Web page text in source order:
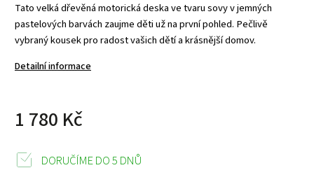
Tato velká dřevěná motorická deska ve tvaru sovy v jemných
pastelových barvách zaujme děti už na první pohled. Pečlivě
vybraný kousek pro radost vašich dětí a krásnější domov.
Detailní informace
1 780 Kč
DORUČÍME DO 5 DNŮ